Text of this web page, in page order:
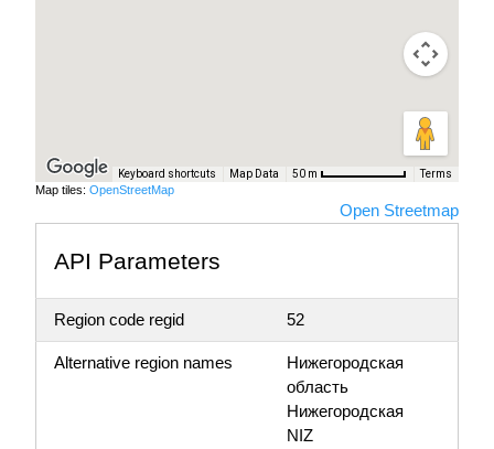
Keyboard shortcuts Map Data 50 m Terms
Map tiles: OpenStreetMap
Open Streetmap
API Parameters
Region code regid 52
Alternative region names
Нижегородская
область
Нижегородская
NIZ